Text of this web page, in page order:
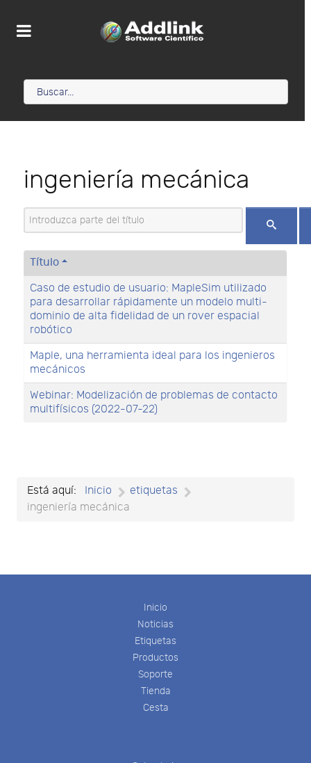
ingeniería mecánica
Introduzca parte del título
Título
Caso de estudio de usuario: MapleSim utilizado
para desarrollar rápidamente un modelo multi-
dominio de alta fidelidad de un rover espacial
robótico
Maple, una herramienta ideal para los ingenieros
mecánicos
Webinar: Modelización de problemas de contacto
multifísicos (2022-07-22)
Está aquí: Inicio
etiquetas
ingeniería mecánica
Inicio
Noticias
Etiquetas
Productos
Soporte
Tienda
Cesta